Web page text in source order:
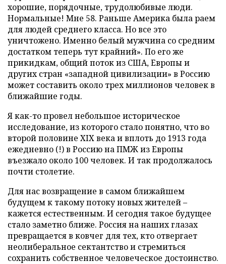
хорошие, порядочные, трудолюбивые люди.
Нормальные! Мне 58. Раньше Америка была раем
для людей среднего класса. Но все это
уничтожено. Именно белый мужчина со средним
достатком теперь тут крайний». По его же
прикидкам, общий поток из США, Европы и
других стран «западной цивилизации» в Россию
может составить около трех миллионов человек в
ближайшие годы.
Я как-то провел небольшое историческое
исследование, из которого стало понятно, что во
второй половине XIX века и вплоть до 1913 года
ежедневно (!) в Россию на ПМЖ из Европы
въезжало около 100 человек. И так продолжалось
почти столетие.
Для нас возвращение в самом ближайшем
будущем к такому потоку новых жителей –
кажется естественным. И сегодня такое будущее
стало заметно ближе. Россия на наших глазах
превращается в ковчег для тех, кто отвергает
неолиберальное сектантство и стремиться
сохранить собственное человеческое достоинство.